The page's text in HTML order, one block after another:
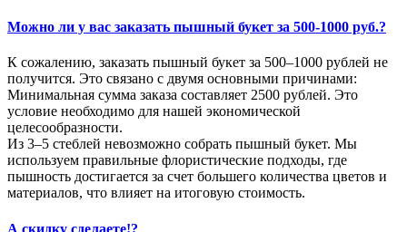
Можно ли у вас заказать пышный букет за 500-1000 руб.?
К сожалению, заказать пышный букет за 500–1000 рублей не
получится. Это связано с двумя основными причинами:
Минимальная сумма заказа составляет 2500 рублей. Это
условие необходимо для нашей экономической
целесообразности.
Из 3–5 стеблей невозможно собрать пышный букет. Мы
используем правильные флористические подходы, где
пышность достигается за счет большего количества цветов и
материалов, что влияет на итоговую стоимость.
А скидку сделаете!?